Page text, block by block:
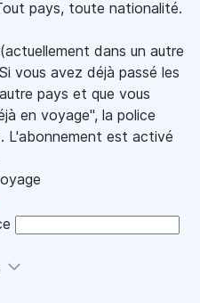
pays, toute nationalité.
dans un autre
vous avez déjà passé les
pays et que vous
en voyage", la police
L'abonnement est activé